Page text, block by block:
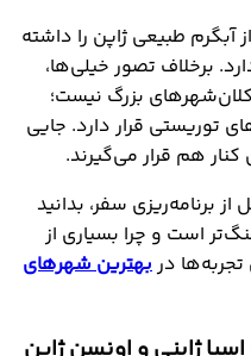
آبگرم طبیعی ژاپن را داشته
برخلاف تصور خیلی‌ها،
بزرگ نیست؛
توریستی قرار دارد. جایی
هم قرار می‌گیرند.
برنامه‌ریزی سفر، بدانید
است و چرا بسیاری از
دربهترین شهرهای
ژاپنی و اونسن ژاپن